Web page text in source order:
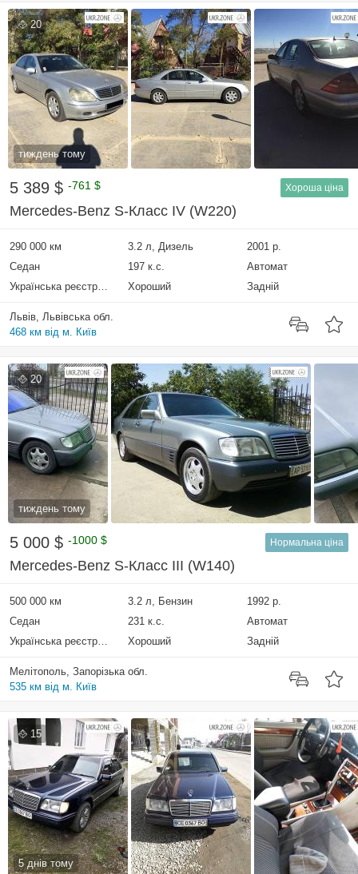
20
тиждень тому
5 389 $ -761 $ Хороша ціна
Mercedes-Benz S-Класс IV (W220)
290 000 км 3.2 л, Дизель
2001 р.
Седан
197 к.с.
Автомат
Українська реєстрація
Хороший Задній
Львів, Львівська обл.
468 км від м. Київ
20
тиждень тому
5 000 $ -1000 $ Нормальна ціна
Mercedes-Benz S-Класс III (W140)
500 000 км 3.2 л, Бензин
1992 р.
Седан
231 к.с.
Автомат
Українська реєстрація
Хороший Задній
Мелітополь, Запорізька обл.
535 км від м. Київ
15
5 днів тому